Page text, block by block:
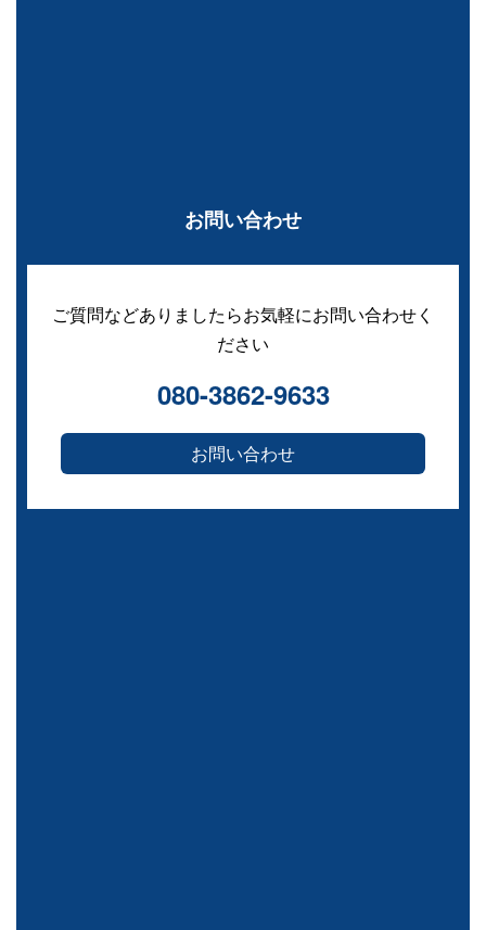
お問い合わせ
ご質問などありましたらお気軽にお問い合わせく
ださい
080-3862-9633
お問い合わせ